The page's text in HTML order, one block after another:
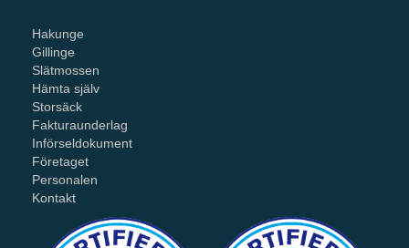
Hakunge
Gillinge
Slätmossen
Hämta själv
Storsäck
Fakturaunderlag
Införseldokument
Företaget
Personalen
Kontakt